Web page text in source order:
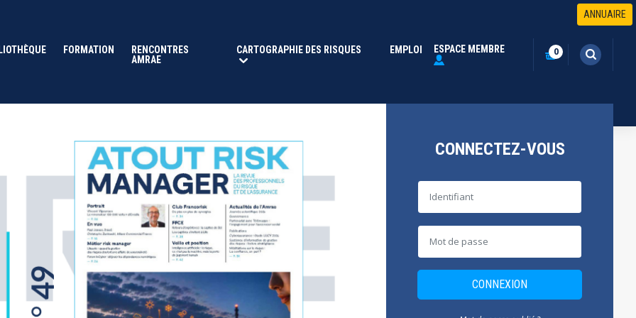
FORMATION
RENCONTRES
AMRAE
CARTOGRAPHIE DES RISQUES (CURRENT)
EMPLOI ESPACE MEMBRE 0
ANNUAIRE
CONNECTEZ-VOUS
CONNEXION